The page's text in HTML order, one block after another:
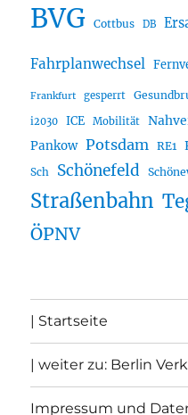
BVG Cottbus DB
Fahrplanwechsel
Frankfurt gesperrt
i2030 ICE Mobilität
Pankow Potsdam RE1
Sch Schönefeld
Straßenbahn
ÖPNV
| Startseite
| weiter zu: Berlin
Impressum und